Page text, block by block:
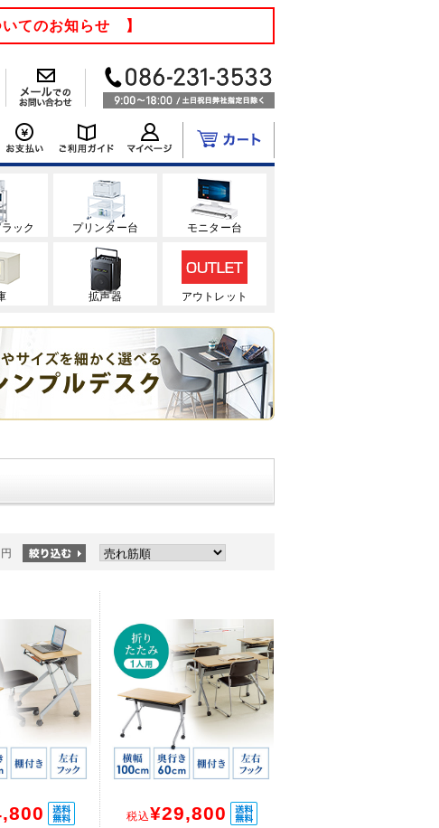
てのお知らせ 】
ック プリンター台 モニター台
拡声器 アウトレット
円
税込¥29,800